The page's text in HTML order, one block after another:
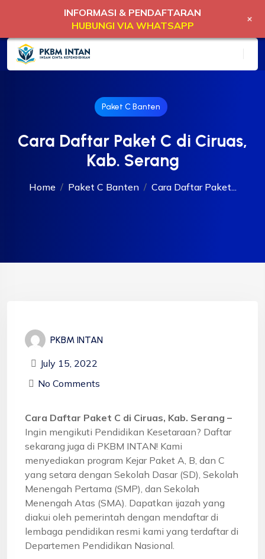
Paket C Banten
Cara Daftar Paket C di Ciruas,
Kab. Serang
Home Paket C Banten Cara Daftar Paket...
PKBM INTAN
July 15, 2022
No Comments
Cara Daftar Paket C di Ciruas, Kab. Serang –
Ingin mengikuti Pendidikan Kesetaraan? Daftar
sekarang juga di PKBM INTAN! Kami
menyediakan program Kejar Paket A, B, dan C
yang setara dengan Sekolah Dasar (SD), Sekolah
Menengah Pertama (SMP), dan Sekolah
Menengah Atas (SMA). Dapatkan ijazah yang
diakui oleh pemerintah dengan mendaftar di
lembaga pendidikan resmi kami yang terdaftar di
Departemen Pendidikan Nasional.
INFORMASI & PENDAFTARAN
HUBUNGI VIA WHATSAPP
+